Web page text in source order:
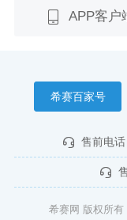
APP客户
希赛百家号
售前电话
希赛网 版权所